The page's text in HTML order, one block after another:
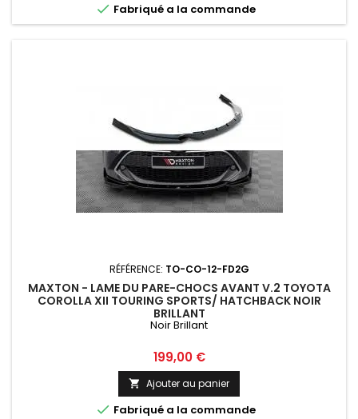
 Fabriqué a la commande
RÉFÉRENCE: TO-CO-12-FD2G
MAXTON - LAME DU PARE-CHOCS AVANT V.2 TOYOTA
COROLLA XII TOURING SPORTS/ HATCHBACK NOIR
BRILLANT
Noir Brillant
Prix
199,00 €
 Ajouter au panier
 Fabriqué a la commande